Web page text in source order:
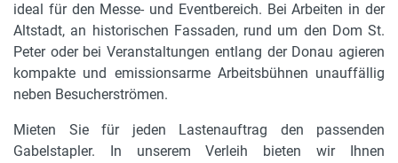
ideal für den Messe- und Eventbereich. Bei Arbeiten in der
Altstadt, an historischen Fassaden, rund um den Dom St.
Peter oder bei Veranstaltungen entlang der Donau agieren
kompakte und emissionsarme Arbeitsbühnen unauffällig
neben Besucherströmen.
Mieten Sie für jeden Lastenauftrag den passenden
Gabelstapler. In unserem Verleih bieten wir Ihnen